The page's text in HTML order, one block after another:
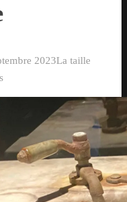
2023La taille